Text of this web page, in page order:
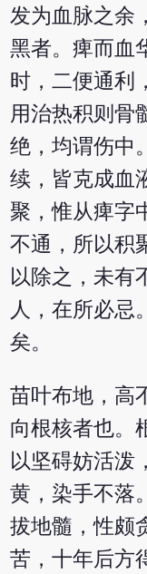
发为血脉之余
黑者。痺而血
时，二便通利
用治热积则骨
绝，均谓伤中
续，皆克成血
聚，惟从痺字
不通，所以积
以除之，未有
人，在所必忌
矣。
苗叶布地，高
向根核者也。
以坚碍妨活泼
黄，染手不落
拔地髓，性颇
苦，十年后方